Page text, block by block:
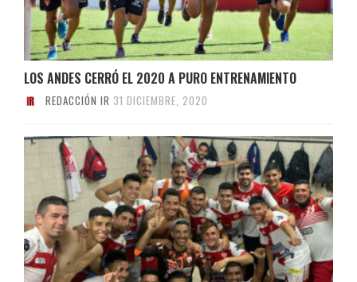
LOS ANDES CERRÓ EL 2020 A PURO ENTRENAMIENTO
REDACCIÓN IR 31 DICIEMBRE, 2020